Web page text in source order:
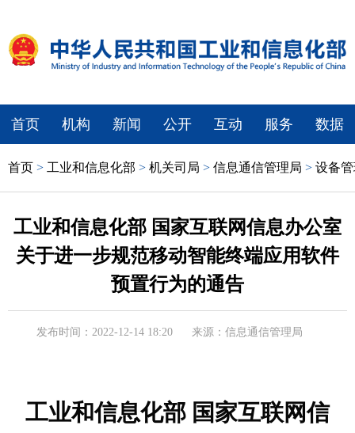
首页 机构 新闻 公开 互动 服务 数据
首页 > 工业和信息化部 > 机关司局 > 信息通信管理局 > 设备
工业和信息化部 国家互联网信息办公室
关于进一步规范移动智能终端应用软件
预置行为的通告
发布时间：2022-12-14 18:20 来源：信息通信管理局
工业和信息化部 国家互联网信